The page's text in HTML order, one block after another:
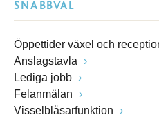
SNABBVAL
Öppettider växel och
Anslagstavla
Lediga jobb
Felanmälan
Visselblåsarfunktion